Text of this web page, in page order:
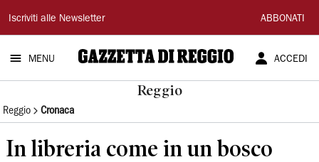
Gazzetta
di
Reggio
Iscriviti alle Newsletter ABBONATI
MENU ACCEDI
Reggio
Reggio Cronaca
In libreria come in un bosco